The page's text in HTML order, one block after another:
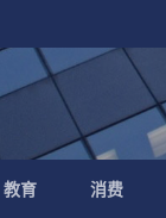
教育 消费